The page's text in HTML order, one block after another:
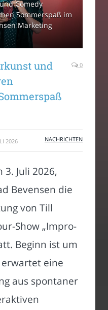
Comedy
Sommerspaß im
Marketing
und
0
2026 NACHRICHTEN
Juli 2026,
Bevensen die
von Till
Show „Impro-
Beginn ist um
eine
aus spontaner